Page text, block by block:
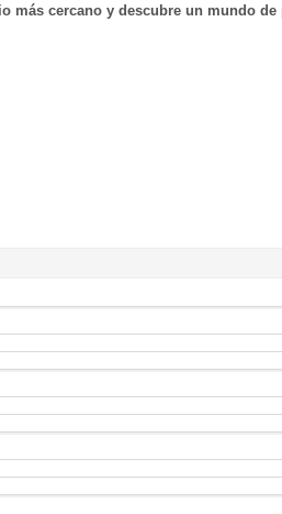
más cercano y descubre un mundo